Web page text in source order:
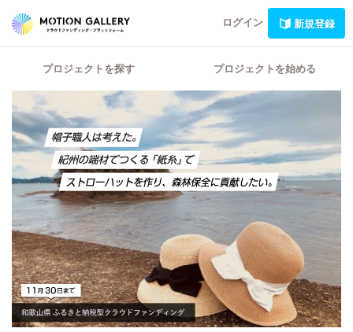
ログイン 新規登録
プロジェクトを探す プロジェクトを始める